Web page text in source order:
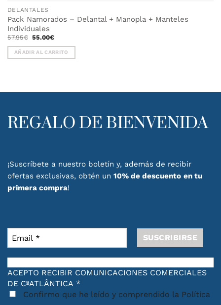
DELANTALES
Pack Namorados – Delantal + Manopla + Manteles
Individuales
57.95€ El
original
era:
57.95€.
55.00€El
actual
es:
55.00€.
AÑADIR AL CARRITO
REGALO DE BIENVENIDA
¡Suscríbete a nuestro boletín y, además de recibir
ofertas exclusivas, obtén un 10% de descuento en tu
primera compra!
ACEPTO RECIBIR COMUNICACIONES COMERCIALES
DE CªATLÂNTICA *
Confirmo que he leído y comprendido la Política